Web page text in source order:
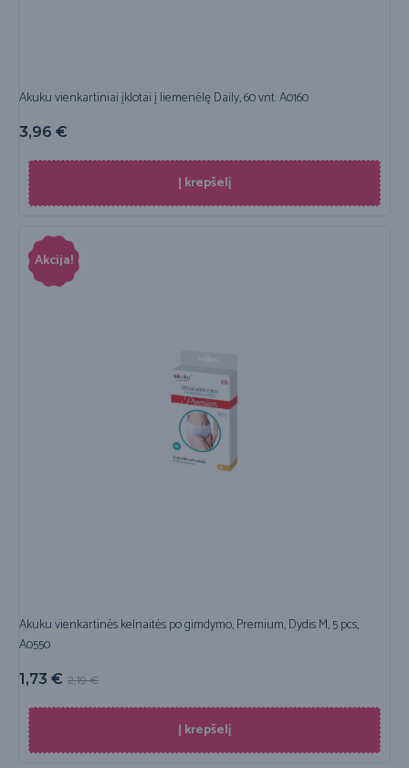
Akuku vienkartiniai įklotai į liemenėlę Daily, 60 vnt. A0160
3,96 €
Į krepšelį
Akcija!
Akuku vienkartinės kelnaitės po gimdymo, Premium, Dydis M, 5 pcs,
A0550
2,19€
1,73 €
Į krepšelį